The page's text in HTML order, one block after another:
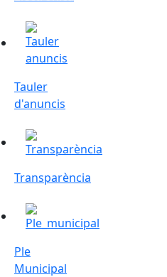
Tauler d'anuncis
Tauler
d'anuncis
Transparència
Transparència
Ple Municipal
Ple
Municipal